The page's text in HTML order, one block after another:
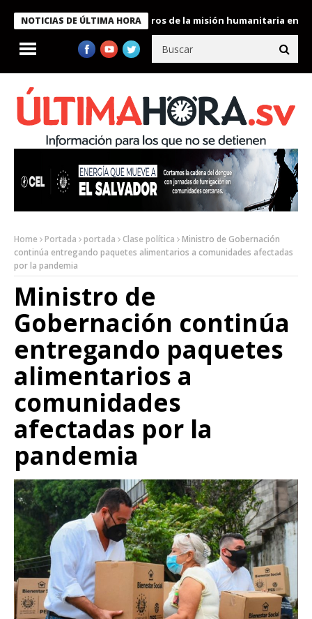
NOTICIAS DE ÚLTIMA HORA
Bukele condecora a miembros de la misión humanitaria enviada a
Home Portada portada Clase política
Ministro de Gobernación
continúa entregando paquetes alimentarios a comunidades afectadas
por la pandemia
Ministro de
Gobernación continúa
entregando paquetes
alimentarios a
comunidades
afectadas por la
pandemia